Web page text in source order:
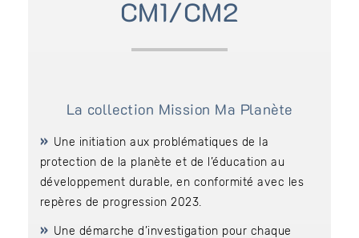
Se souvenir de moi
Bénéficiez de tarifs préférentiels
CM1/CM2
La collection Mission Ma Planète
Une initiation aux problématiques de la
protection de la planète et de l’éducation au
développement durable, en conformité avec les
repères de progression 2023.
Une démarche d’investigation pour chaque